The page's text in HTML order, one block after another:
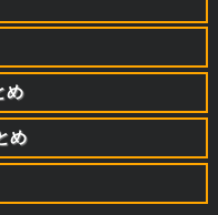
め
め